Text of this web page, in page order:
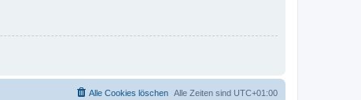
Alle Zeiten sind UTC+01:00
Alle Cookies löschen